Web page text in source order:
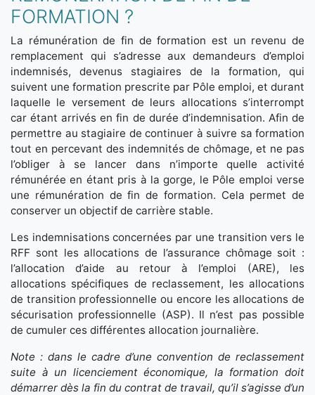
FORMATION ?
La rémunération de fin de formation est un revenu de
remplacement qui s’adresse aux demandeurs d’emploi
indemnisés, devenus stagiaires de la formation, qui
suivent une formation prescrite par Pôle emploi, et durant
laquelle le versement de leurs allocations s’interrompt
car étant arrivés en fin de durée d’indemnisation. Afin de
permettre au stagiaire de continuer à suivre sa formation
tout en percevant des indemnités de chômage, et ne pas
l’obliger à se lancer dans n’importe quelle activité
rémunérée en étant pris à la gorge, le Pôle emploi verse
une rémunération de fin de formation. Cela permet de
conserver un objectif de carrière stable.
Les indemnisations concernées par une transition vers le
RFF sont les allocations de l’assurance chômage soit :
l’allocation d’aide au retour à l’emploi (ARE), les
allocations spécifiques de reclassement, les allocations
de transition professionnelle ou encore les allocations de
sécurisation professionnelle (ASP). Il n’est pas possible
de cumuler ces différentes allocation journalière.
Note : dans le cadre d’une convention de reclassement
suite à un licenciement économique, la formation doit
démarrer dès la fin du contrat de travail, qu’il s’agisse d’un